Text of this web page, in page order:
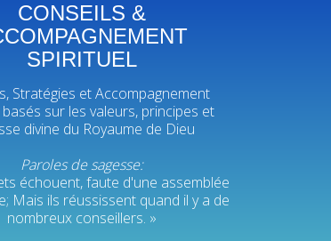
CONSEILS &
SPIRITUEL
Stratégies et Accompagnement
basés sur les valeurs, principes et
divine du Royaume de Dieu
Paroles de sagesse:
échouent, faute d'une assemblée
Mais ils réussissent quand il y a de
nombreux conseillers. »